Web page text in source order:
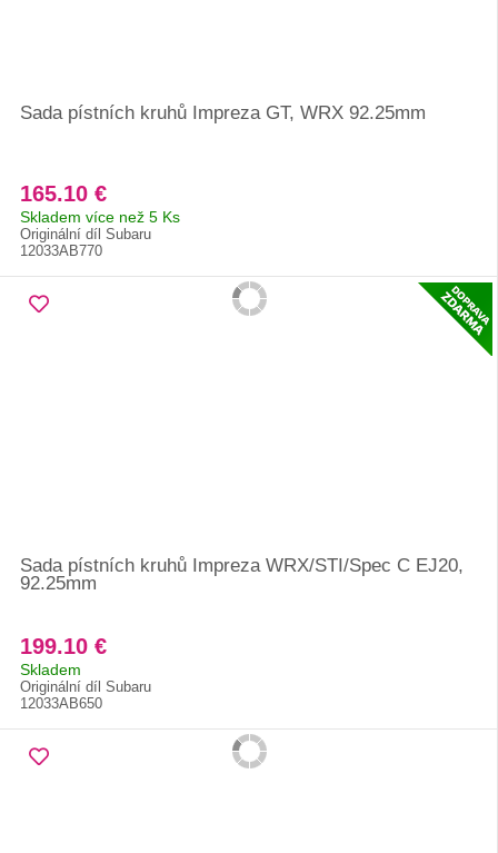
Sada pístních kruhů Impreza GT, WRX 92.25mm
165.10 €
Skladem více než 5 Ks
Originální díl Subaru
12033AB770
Sada pístních kruhů Impreza WRX/STI/Spec C EJ20,
92.25mm
199.10 €
Skladem
Originální díl Subaru
12033AB650